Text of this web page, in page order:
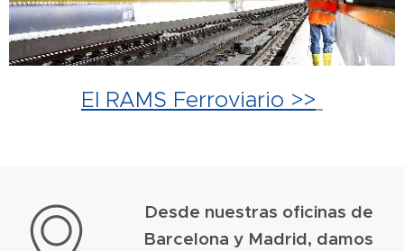
El RAMS Ferroviario >>
Desde nuestras oficinas de
Barcelona y Madrid, damos